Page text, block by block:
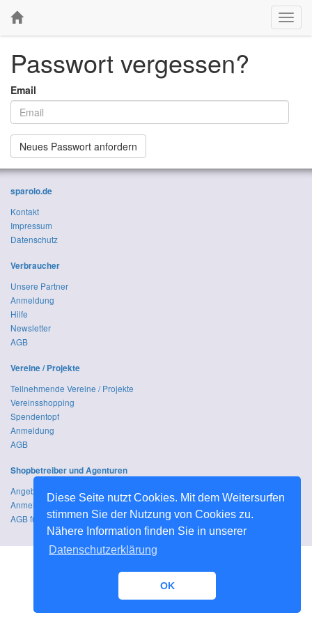
Diese Seite nutzt Cookies. Mit dem Weitersurfen
stimmen Sie der Nutzung von Cookies zu.
Nähere Information finden Sie in unserer
Datenschutzerklärung
OK
Passwort vergessen?
Email
Neues Passwort anfordern
sparolo.de
Kontakt
Impressum
Datenschutz
Verbraucher
Unsere Partner
Anmeldung
Hilfe
Newsletter
AGB
Vereine / Projekte
Teilnehmende Vereine / Projekte
Vereinsshopping
Spendentopf
Anmeldung
AGB
Shopbetreiber und Agenturen
Angebot & Leistungen
Anmeldung für Werbekunden
AGB für Werbekunden